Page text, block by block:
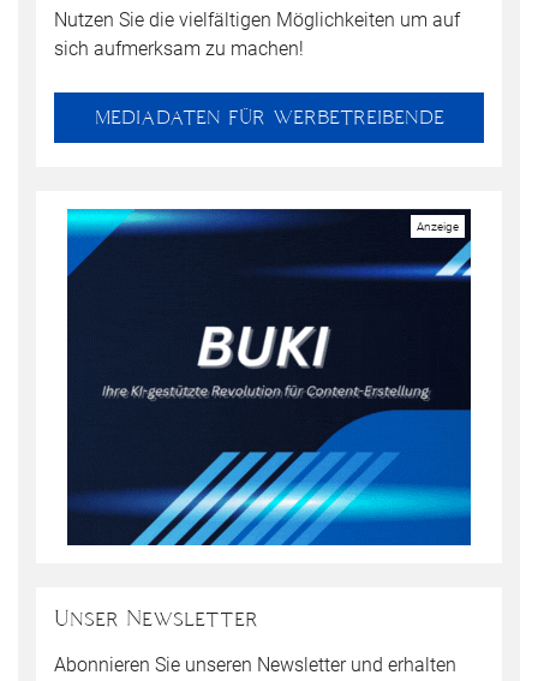
Nutzen Sie die vielfältigen Möglichkeiten um auf
sich aufmerksam zu machen!
MEDIADATEN FÜR WERBETREIBENDE
Unser Newsletter
Abonnieren Sie unseren Newsletter und erhalten